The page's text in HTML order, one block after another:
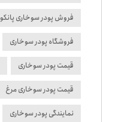
فروش پودر سوخاری پانکو
فروشگاه پودر سوخاری
قیمت پودر سوخاری
قیمت پودر سوخاری مرغ
نمایندگی پودر سوخاری